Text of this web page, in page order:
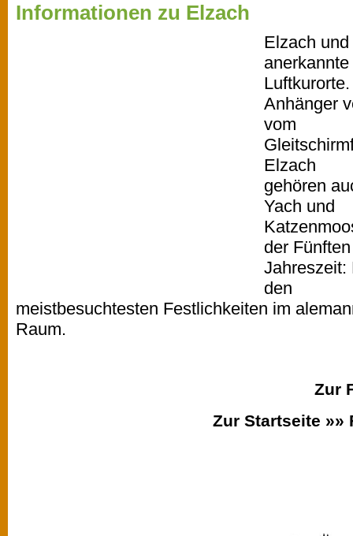
Informationen zu Elzach
Elzach
anerkannte
Anhänger
vom
Elzach
gehören
Yach und
der Fünften
Jahreszeit:
den
meistbesuchtesten Festlichkeiten im
Raum.
Zur
Zur Startseite »»